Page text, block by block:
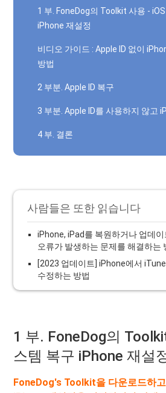
1 부. FoneDog의 Toolkit 사용 -
iPhone 재설정
비디오 가이드 : Apple ID 없이
방법
2 부분. Apple ID 복구
3 부분. Apple ID를 사용하지 않고
4 부. 결론
사람들은 또한 읽습니다
iPhone, iPad를 복원하거나 업데
오류가 발생하는 문제를 해결하는
[2023 업데이트] iPhone에서
수정하는 방법
1 부. FoneDog의
스템 복구 iPhone 재설
FoneDog's Toolkit을 다운로드하고